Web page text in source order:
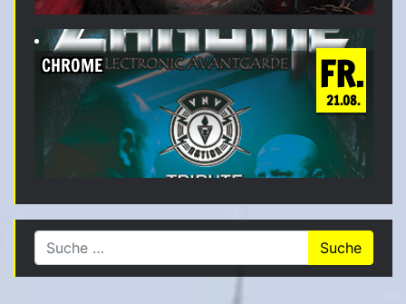
FR.
21.08.
CHROME
Suche nach: